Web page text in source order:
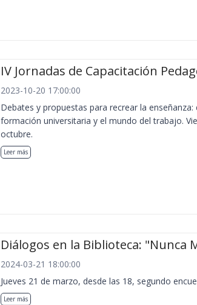
IV Jornadas de Capacitación
2023-10-20 17:00:00
Debates y propuestas para recrear la enseñanza:
formación universitaria y el mundo del trabajo.
octubre.
Leer más
Diálogos en la Biblioteca: "Nunca
2024-03-21 18:00:00
Jueves 21 de marzo, desde las 18, segundo
Leer más